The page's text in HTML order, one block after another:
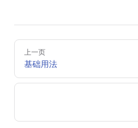
Pager上一页
基础用法